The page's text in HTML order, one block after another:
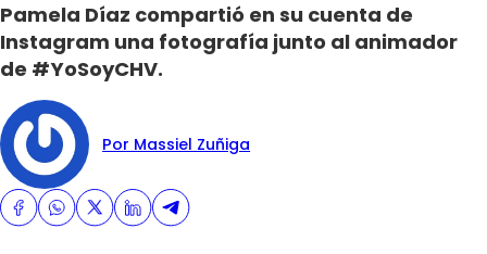
Pamela Díaz compartió en su cuenta de
Instagram una fotografía junto al animador
de #YoSoyCHV.
Por Massiel Zuñiga